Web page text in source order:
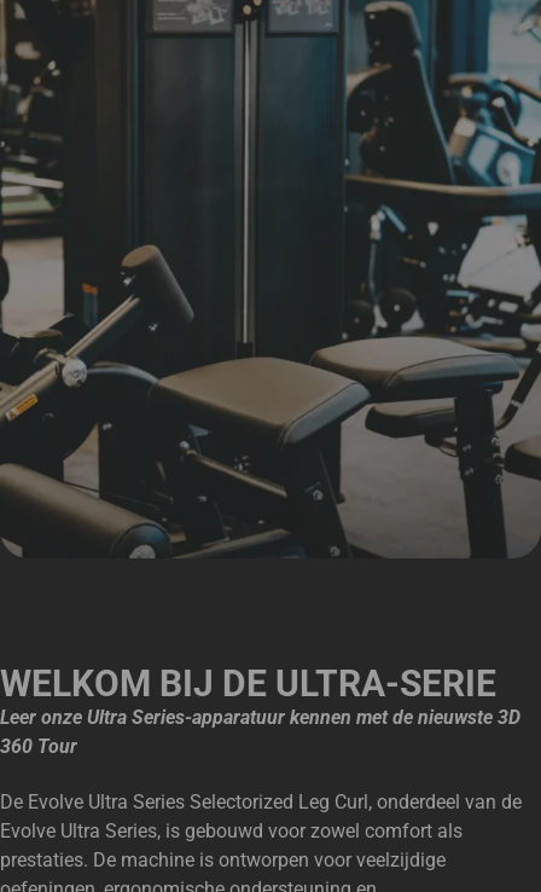
WELKOM BIJ DE ULTRA-SERIE
Leer onze Ultra Series-apparatuur kennen met de nieuwste 3D
360 Tour
De Evolve Ultra Series Selectorized Leg Curl, onderdeel van de
Evolve Ultra Series, is gebouwd voor zowel comfort als
prestaties. De machine is ontworpen voor veelzijdige